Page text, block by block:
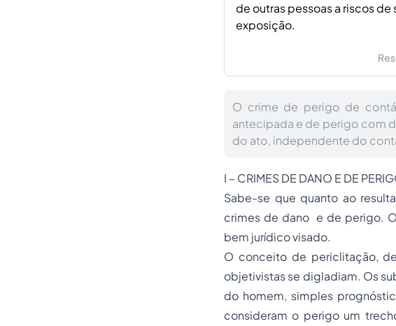
de outras pessoas a riscos
exposição.
O crime de perigo de
antecipada e de perigo com
do ato, independente do
I – CRIMES DE DANO E DE
Sabe-se que quanto ao
crimes de dano e de perigo.
bem jurídico visado.
O conceito de periclitação,
objetivistas se digladiam. Os
do homem, simples
consideram o perigo um